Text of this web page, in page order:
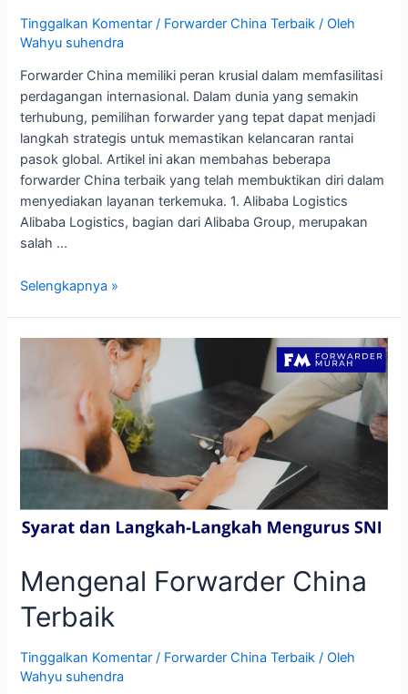
Tinggalkan Komentar / Forwarder China Terbaik / Oleh
Wahyu suhendra
Forwarder China memiliki peran krusial dalam memfasilitasi
perdagangan internasional. Dalam dunia yang semakin
terhubung, pemilihan forwarder yang tepat dapat menjadi
langkah strategis untuk memastikan kelancaran rantai
pasok global. Artikel ini akan membahas beberapa
forwarder China terbaik yang telah membuktikan diri dalam
menyediakan layanan terkemuka. 1. Alibaba Logistics
Alibaba Logistics, bagian dari Alibaba Group, merupakan
salah …
Forwarder
Selengkapnya »
Mengenal Forwarder China
Terbaik
Tinggalkan Komentar / Forwarder China Terbaik / Oleh
Wahyu suhendra